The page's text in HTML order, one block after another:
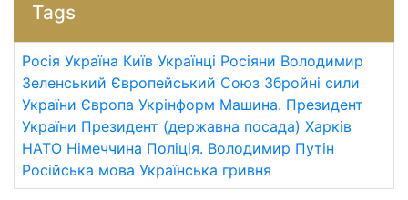
Tags
Росія Україна Київ Українці Росіяни Володимир
Зеленський Європейський Союз Збройні сили
України Європа Укрінформ Машина. Президент
України Президент (державна посада) Харків
НАТО Німеччина Поліція. Володимир Путін
Російська мова Українська гривня